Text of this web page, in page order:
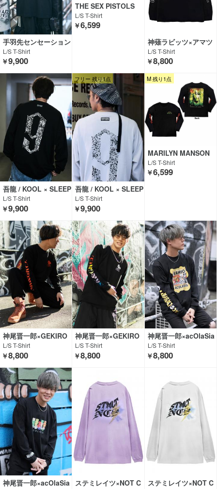
手羽先センセーション
× over print
L/S T-Shirt
￥9,900
THE SEX PISTOLS
L/S T-Shirt
￥6,599
神薙ラビッツ×アマツ
カミ× GEKIROCK CL
OTHING
L/S T-Shirt
￥8,800
吾龍 / KOOL × SLEEP
ING TABLET
L/S T-Shirt
￥9,900
フリー 残り1点
吾龍 / KOOL × SLEEP
ING TABLET
L/S T-Shirt
￥9,900
M 残り1点
MARILYN MANSON
L/S T-Shirt
￥6,599
神尾晋一郎×GEKIRO
CK CLOTHING
L/S T-Shirt
￥8,800
神尾晋一郎×GEKIRO
CK CLOTHING
L/S T-Shirt
￥8,800
神尾晋一郎×acOlaSia
×GEKIROCK CLOTHI
NG
L/S T-Shirt
￥8,800
神尾晋一郎×acOlaSia ステミレイツ×NOT C ステミレイツ×NOT C